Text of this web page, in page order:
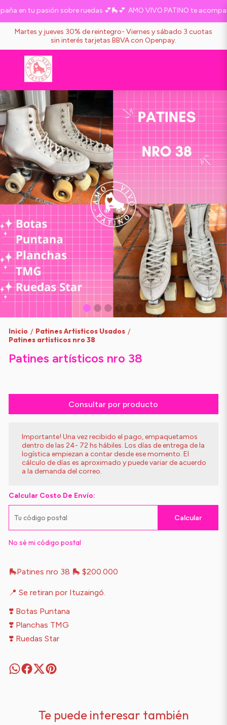
en tu pasión sobre ruedas 💕🛼💕 AMO VIVO PATINO te
Martes y jueves 30% de reintegro- Viernes y sábado 3 cuotas
sin interés tarjetas BBVA con Openpay.
Inicio / Patines Artisticos Usados /
Patines artísticos nro 38
Patines artísticos nro 38
Consultar por producto
Importante! Una vez recibido el pago, empaquetamos
dentro de las 24- 72 hs hábiles. Los días de entrega de la
logística empiezan a contar desde ese momento. El
cálculo de días es aproximado y puede variar de acuerdo
a la demanda del correo.
Calcular Costo De Envío:
Calcular
No sé mi código postal
🛼Patines nro 38 🛼 $200.000
📍 Se retiran por Ituzaingó.
❣️ Botas Puntana
❣️ Planchas TMG
❣️ Ruedas Star
Te puede interesar también